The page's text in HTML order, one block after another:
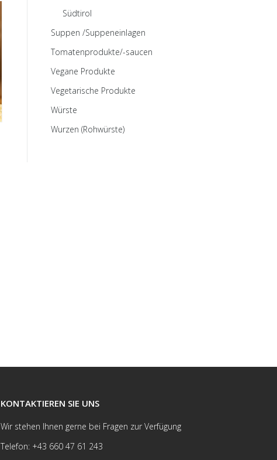
Südtirol
Suppen /Suppeneinlagen
Tomatenprodukte/-saucen
Vegane Produkte
Vegetarische Produkte
Würste
Wurzen (Rohwürste)
KONTAKTIEREN SIE UNS
Wir stehen Ihnen gerne bei Fragen zur Verfügung
Telefon: +43 660 47 61 243